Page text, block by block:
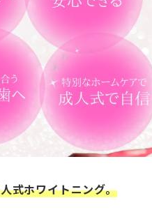
式ホワイトニング。